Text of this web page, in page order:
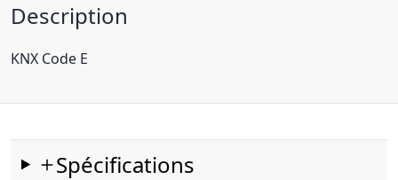
Description
KNX Code E
Spécifications